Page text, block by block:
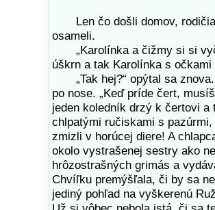
Len čo došli domov, rodičia
osameli.
„Karolínka a čižmy si si
úškrn a tak Karolínka s
„Tak hej?“ opýtal sa znova.
po nose. „Keď príde čert,
jeden koledník drzý k čertovi a
chlpatými ručiskami s
zmizli v horúcej diere! A
okolo vystrašenej sestry ako
hrôzostrašných grimás a
Chvíľku premýšľala, či by sa
jediný pohľad na vyškerenú